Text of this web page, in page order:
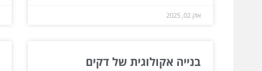
אוק 02, 2025
בנייה אקולוגית של דקים